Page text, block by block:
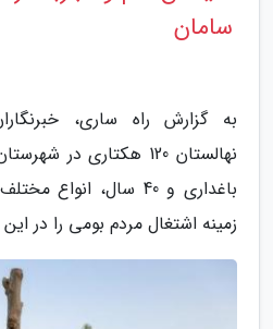
سامان
به گزارش راه ساری،
باغداری و 40 سال،
زمینه اشتغال مردم بومی را در